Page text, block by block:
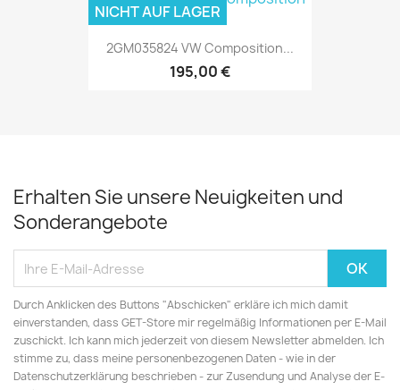
2GM035824 VW Composition...
195,00 €
NICHT AUF LAGER
Erhalten Sie unsere Neuigkeiten und
Sonderangebote
Durch Anklicken des Buttons "Abschicken" erkläre ich mich damit
einverstanden, dass GET-Store mir regelmäßig Informationen per E-Mail
zuschickt. Ich kann mich jederzeit von diesem Newsletter abmelden. Ich
stimme zu, dass meine personenbezogenen Daten - wie in der
Datenschutzerklärung beschrieben - zur Zusendung und Analyse der E-